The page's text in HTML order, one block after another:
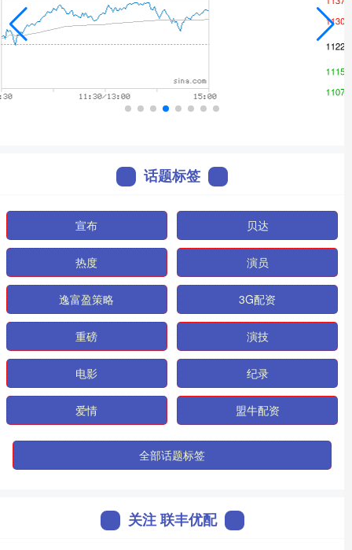
话题标签
宣布 贝达
热度 演员
逸富盈策略 3G配资
重磅 演技
电影 纪录
爱情 盟牛配资
全部话题标签
关注 联丰优配